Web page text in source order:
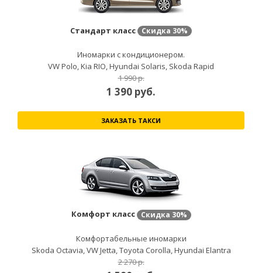
Стандарт класс Скидка 30%
Иномарки с кондиционером.
VW Polo, Kia RIO, Hyundai Solaris, Skoda Rapid
1 990 р.
1 390 руб.
ЗАКАЗАТЬ ТАКСИ
Комфорт класс Скидка 30%
Комфортабельные иномарки
Skoda Octavia, VW Jetta, Toyota Corolla, Hyundai Elantra
2 270 р.